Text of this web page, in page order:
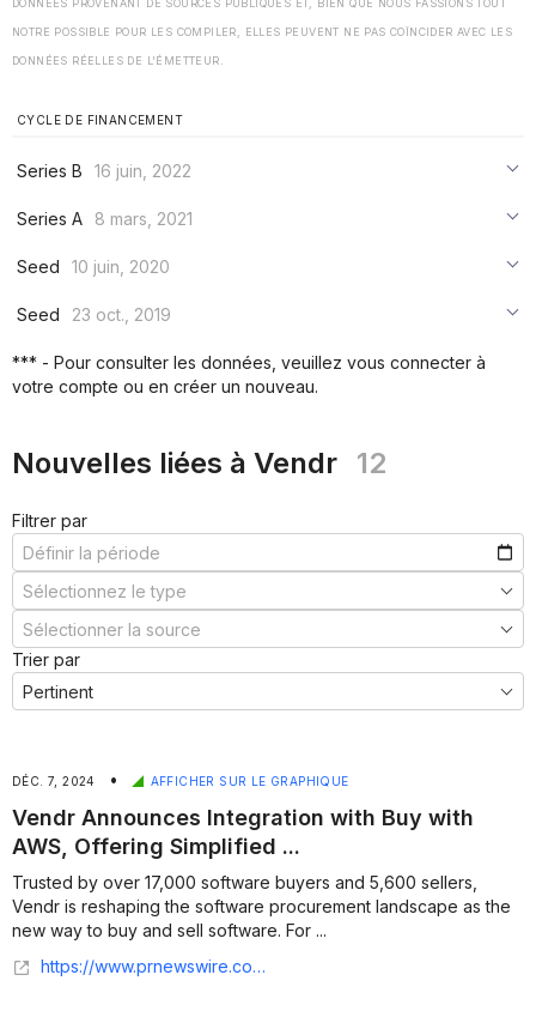
DONNÉES PROVENANT DE SOURCES PUBLIQUES ET, BIEN QUE NOUS FASSIONS TOUT
NOTRE POSSIBLE POUR LES COMPILER, ELLES PEUVENT NE PAS COÏNCIDER AVEC LES
DONNÉES RÉELLES DE L'ÉMETTEUR.
CYCLE DE FINANCEMENT
Series B
16 juin, 2022
***
Series A
8 mars, 2021
***
Seed
10 juin, 2020
***
Seed
23 oct., 2019
*** - Pour consulter les données, veuillez vous connecter à
votre compte ou en créer un nouveau.
Nouvelles liées à Vendr 12
Filtrer par
Trier par
DÉC. 7, 2024 • AFFICHER SUR LE GRAPHIQUE
Vendr Announces Integration with Buy with
AWS, Offering Simplified ...
Trusted by over 17,000 software buyers and 5,600 sellers,
Vendr is reshaping the software procurement landscape as the
new way to buy and sell software. For ...
https://www.prnewswire.com/news-releases/vendr-announces-integration-with-buy-with-aws-offering-simplified-procurement-for-aws-customers-302324996.html